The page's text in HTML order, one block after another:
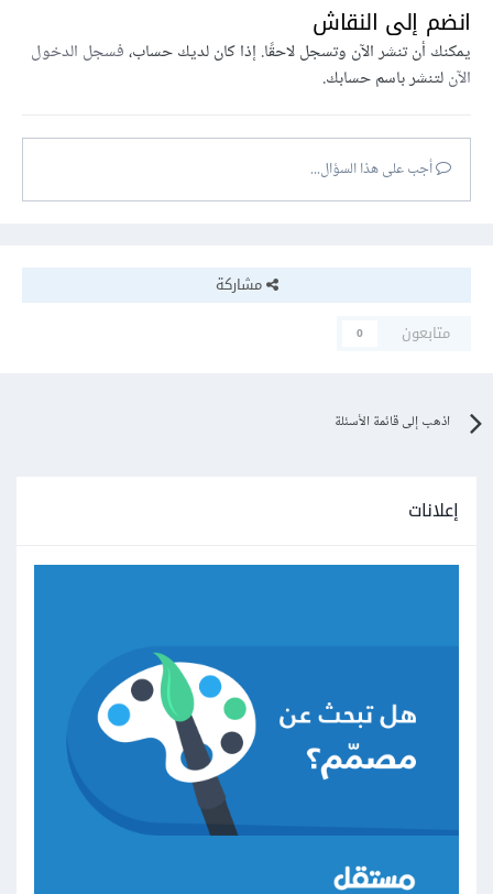
انضم إلى النقاش
يمكنك أن تنشر الآن وتسجل لاحقًا. إذا كان لديك حساب،فسجل الدخول
الآنلتنشر باسم حسابك.
أجب على هذا السؤال...
مشاركة
متابعون
0
اذهب إلى قائمة الأسئلة
إعلانات